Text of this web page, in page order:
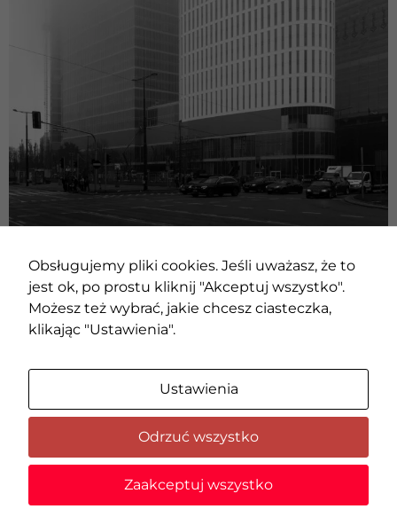
© 2020 AMC – Andrzej M. Chołdzyński | Wszystkie prawa
Zmień ustawienia cookies
Obsługujemy pliki cookies. Jeśli uważasz, że to
jest ok, po prostu kliknij "Akceptuj wszystko".
Możesz też wybrać, jakie chcesz ciasteczka,
klikając "Ustawienia".
Ustawienia
Odrzuć wszystko
Zaakceptuj wszystko
opcjonalne. Są
one potrzebne
do
funkcjonowania
strony
internetowej.